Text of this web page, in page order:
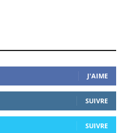
J'AIME
SUIVRE
SUIVRE